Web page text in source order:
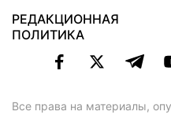
РЕДАКЦИОННАЯ
ПОЛИТИКА
Все права на материалы,